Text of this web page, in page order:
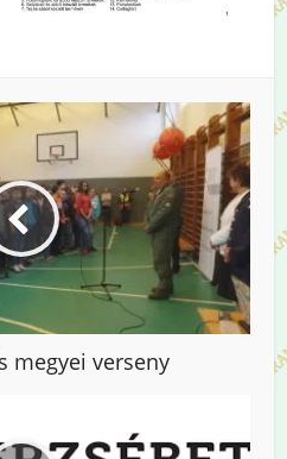
megyei verseny